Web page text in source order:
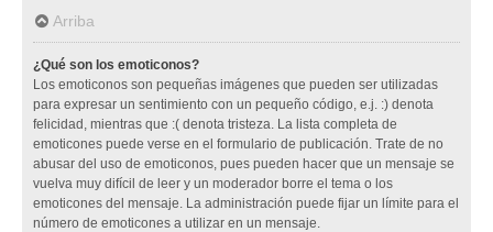
Arriba
¿Qué son los emoticonos?
Los emoticonos son pequeñas imágenes que pueden ser utilizadas
para expresar un sentimiento con un pequeño código, e.j. :) denota
felicidad, mientras que :( denota tristeza. La lista completa de
emoticones puede verse en el formulario de publicación. Trate de no
abusar del uso de emoticonos, pues pueden hacer que un mensaje se
vuelva muy difícil de leer y un moderador borre el tema o los
emoticones del mensaje. La administración puede fijar un límite para el
número de emoticones a utilizar en un mensaje.